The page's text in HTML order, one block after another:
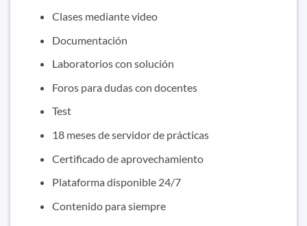
Clases mediante video
Documentación
Laboratorios con solución
Foros para dudas con docentes
Test
18 meses de servidor de prácticas
Certificado de aprovechamiento
Plataforma disponible 24/7
Contenido para siempre